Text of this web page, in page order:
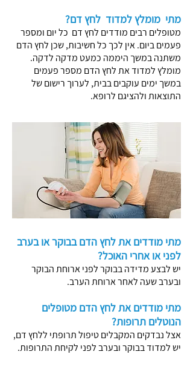
מתי מומלץ למדוד לחץ דם?
מטופלים רבים מודדים לחץ דם כל יום ומספר
פעמים ביום. אין לכך כל חשיבות, שכן לחץ הדם
משתנה במשך היממה כמעט מדקה לדקה.
מומלץ למדוד את לחץ הדם מספר פעמים
במשך ימים עוקבים בבית, לערוך רישום של
התוצאות ולהציגם לרופא.
מתי מודדים את לחץ הדם בבוקר או בערב
לפני או אחרי האוכל?
יש לבצע מדידה בבוקר לפני ארוחת הבוקר
ובערב שעה לאחר ארוחת הערב.
מתי מודדים את לחץ הדם מטופלים
הנוטלים תרופות?
אצל נבדקים המקבלים טיפול תרופתי ללחץ דם,
יש למדוד בבוקר ובערב לפני לקיחת התרופות.